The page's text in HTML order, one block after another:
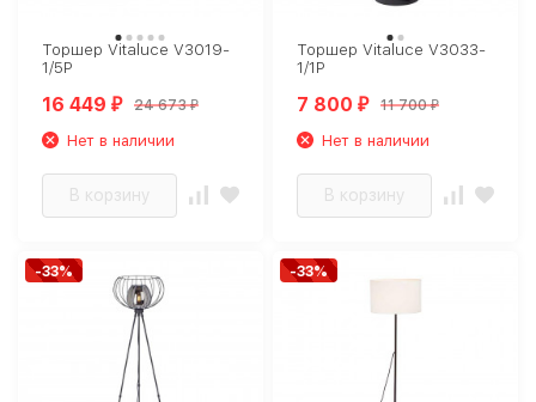
Торшер Vitaluce V3019-
1/5P
16 449₽ 24 673₽
Нет в наличии
В корзину
Торшер Vitaluce V3033-
1/1P
7 800₽ 11 700₽
Нет в наличии
В корзину
-33% -33%